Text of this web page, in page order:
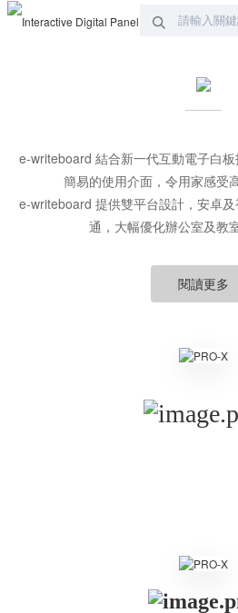
e-writeboard 結合新一代互動電子白板
簡易的使用介面，令用家感受
e-writeboard 提供雙平台設計，安卓
通，大幅優化辦公室及教
閱讀更多